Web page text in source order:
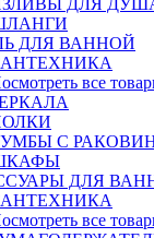
ДЛЯ
ДЛЯ ВАННОЙ
все
С
ДЛЯ
все